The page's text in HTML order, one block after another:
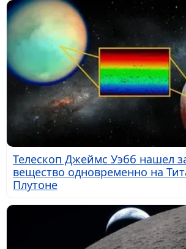
Телескоп Джеймс Уэбб нашел
вещество одновременно на
Плутоне